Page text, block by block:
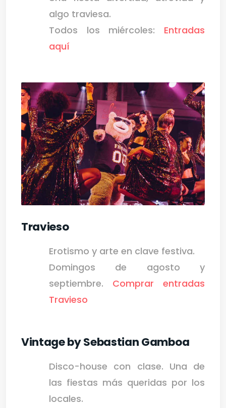
algo traviesa.
Todos los miércoles: Entradas
aquí
Travieso
Erotismo y arte en clave festiva.
Domingos de agosto y
septiembre. Comprar entradas
Travieso
Vintage by Sebastian Gamboa
Disco-house con clase. Una de
las fiestas más queridas por los
locales.